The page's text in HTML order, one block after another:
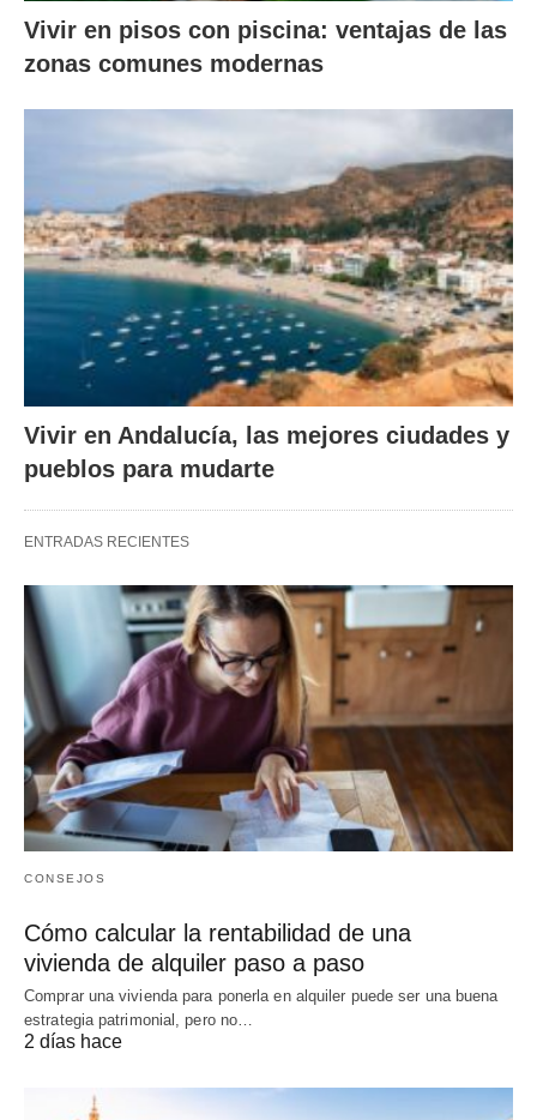
Vivir en pisos con piscina: ventajas de las
zonas comunes modernas
Vivir en Andalucía, las mejores ciudades y
pueblos para mudarte
ENTRADAS RECIENTES
CONSEJOS
Cómo calcular la rentabilidad de una
vivienda de alquiler paso a paso
Comprar una vivienda para ponerla en alquiler puede ser una buena
estrategia patrimonial, pero no…
2 días hace